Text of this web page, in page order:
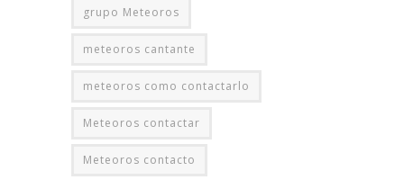
grupo Meteoros
meteoros cantante
meteoros como contactarlo
Meteoros contactar
Meteoros contacto